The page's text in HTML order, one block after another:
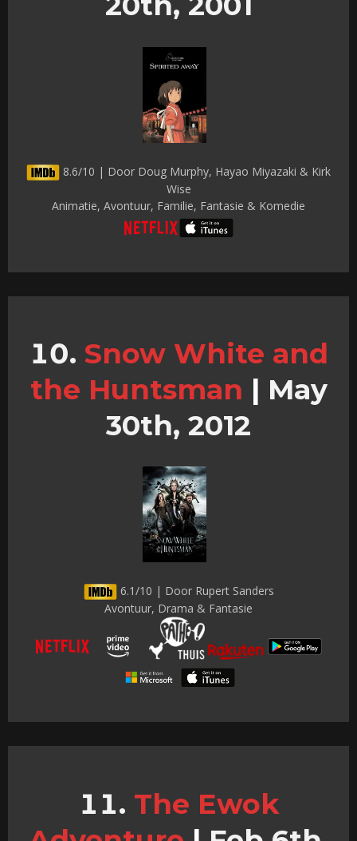
8.6/10 | Door Doug Murphy, Hayao Miyazaki & Kirk
Wise
Animatie, Avontuur, Familie, Fantasie & Komedie
Snow White and
the Huntsman | May
30th, 2012
6.1/10 | Door Rupert Sanders
Avontuur, Drama & Fantasie
The Ewok